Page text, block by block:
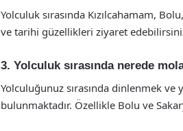
Yolculuk sırasında Kızılcahamam,
ve tarihi güzellikleri ziyaret
3. Yolculuk sırasında nerede
Yolculuğunuz sırasında dinlenmek
bulunmaktadır. Özellikle Bolu ve